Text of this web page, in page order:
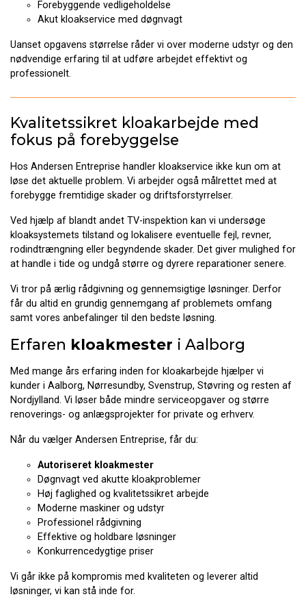
Forebyggende vedligeholdelse
Akut kloakservice med døgnvagt
Uanset opgavens størrelse råder vi over moderne udstyr og den
nødvendige erfaring til at udføre arbejdet effektivt og
professionelt.
Kvalitetssikret kloakarbejde med
fokus på forebyggelse
Hos Andersen Entreprise handler kloakservice ikke kun om at
løse det aktuelle problem. Vi arbejder også målrettet med at
forebygge fremtidige skader og driftsforstyrrelser.
Ved hjælp af blandt andet TV-inspektion kan vi undersøge
kloaksystemets tilstand og lokalisere eventuelle fejl, revner,
rodindtrængning eller begyndende skader. Det giver mulighed for
at handle i tide og undgå større og dyrere reparationer senere.
Vi tror på ærlig rådgivning og gennemsigtige løsninger. Derfor
får du altid en grundig gennemgang af problemets omfang
samt vores anbefalinger til den bedste løsning.
Erfaren kloakmester i Aalborg
Med mange års erfaring inden for kloakarbejde hjælper vi
kunder i Aalborg, Nørresundby, Svenstrup, Støvring og resten af
Nordjylland. Vi løser både mindre serviceopgaver og større
renoverings- og anlægsprojekter for private og erhverv.
Når du vælger Andersen Entreprise, får du:
Autoriseret kloakmester
Døgnvagt ved akutte kloakproblemer
Høj faglighed og kvalitetssikret arbejde
Moderne maskiner og udstyr
Professionel rådgivning
Effektive og holdbare løsninger
Konkurrencedygtige priser
Vi går ikke på kompromis med kvaliteten og leverer altid
løsninger, vi kan stå inde for.